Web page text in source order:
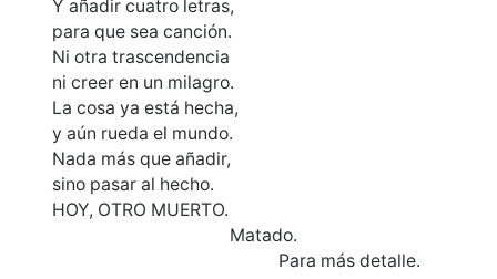
Y añadir cuatro letras,
para que sea canción.
Ni otra trascendencia
ni creer en un milagro.
La cosa ya está hecha,
y aún rueda el mundo.
Nada más que añadir,
sino pasar al hecho.
HOY, OTRO MUERTO.
Matado.
Para más detalle.